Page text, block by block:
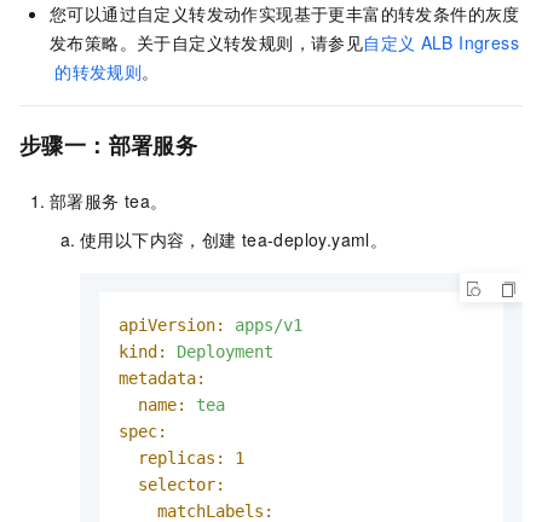
您可以通过自定义转发动作实现基于更丰富的转发条件的灰度
发布策略。关于自定义转发规则，请参见自定义 ALB Ingress
的转发规则。
步骤一：部署服务
部署服务 tea。
使用以下内容，创建 tea-deploy.yaml。
apiVersion:
apps/v1
kind:
Deployment
metadata:
name:
tea
spec:
replicas:
1
selector:
matchLabels: